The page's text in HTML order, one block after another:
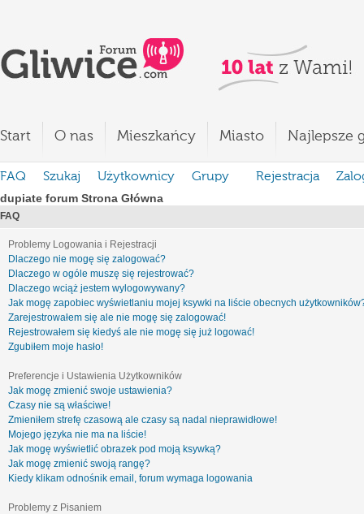
Start O nas Mieszkańcy Miasto Najlepsze
FAQ Szukaj Użytkownicy Grupy Rejestracja
dupiate forum Strona Główna
FAQ
Problemy Logowania i Rejestracji
Dlaczego nie mogę się zalogować?
Dlaczego w ogóle muszę się rejestrować?
Dlaczego wciąż jestem wylogowywany?
Jak mogę zapobiec wyświetlaniu mojej ksywki na liście obecnych
Zarejestrowałem się ale nie mogę się zalogować!
Rejestrowałem się kiedyś ale nie mogę się już logować!
Zgubiłem moje hasło!
Preferencje i Ustawienia Użytkowników
Jak mogę zmienić swoje ustawienia?
Czasy nie są właściwe!
Zmieniłem strefę czasową ale czasy są nadal nieprawidłowe!
Mojego języka nie ma na liście!
Jak mogę wyświetlić obrazek pod moją ksywką?
Jak mogę zmienić swoją rangę?
Kiedy klikam odnośnik email, forum wymaga logowania
Problemy z Pisaniem